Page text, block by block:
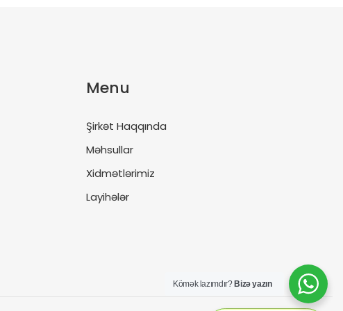
Menu
Şirkət Haqqında
Məhsullar
Xidmətlərimiz
Layihələr
Kömək lazımdır? Bizə yazın